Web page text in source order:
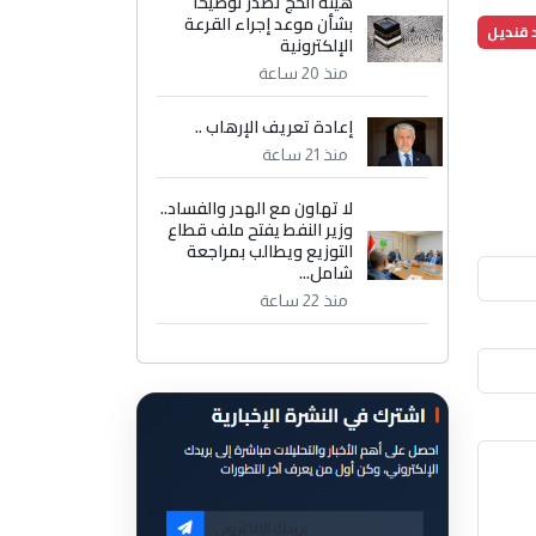
قنديل بشأن موعد إجراء القرعة
الإلكترونية
منذ 20 ساعة
إعادة تعريف الإرهاب ..
منذ 21 ساعة
لا تهاون مع الهدر والفساد..
وزير النفط يفتح ملف قطاع
التوزيع ويطالب بمراجعة
شامل...
منذ 22 ساعة